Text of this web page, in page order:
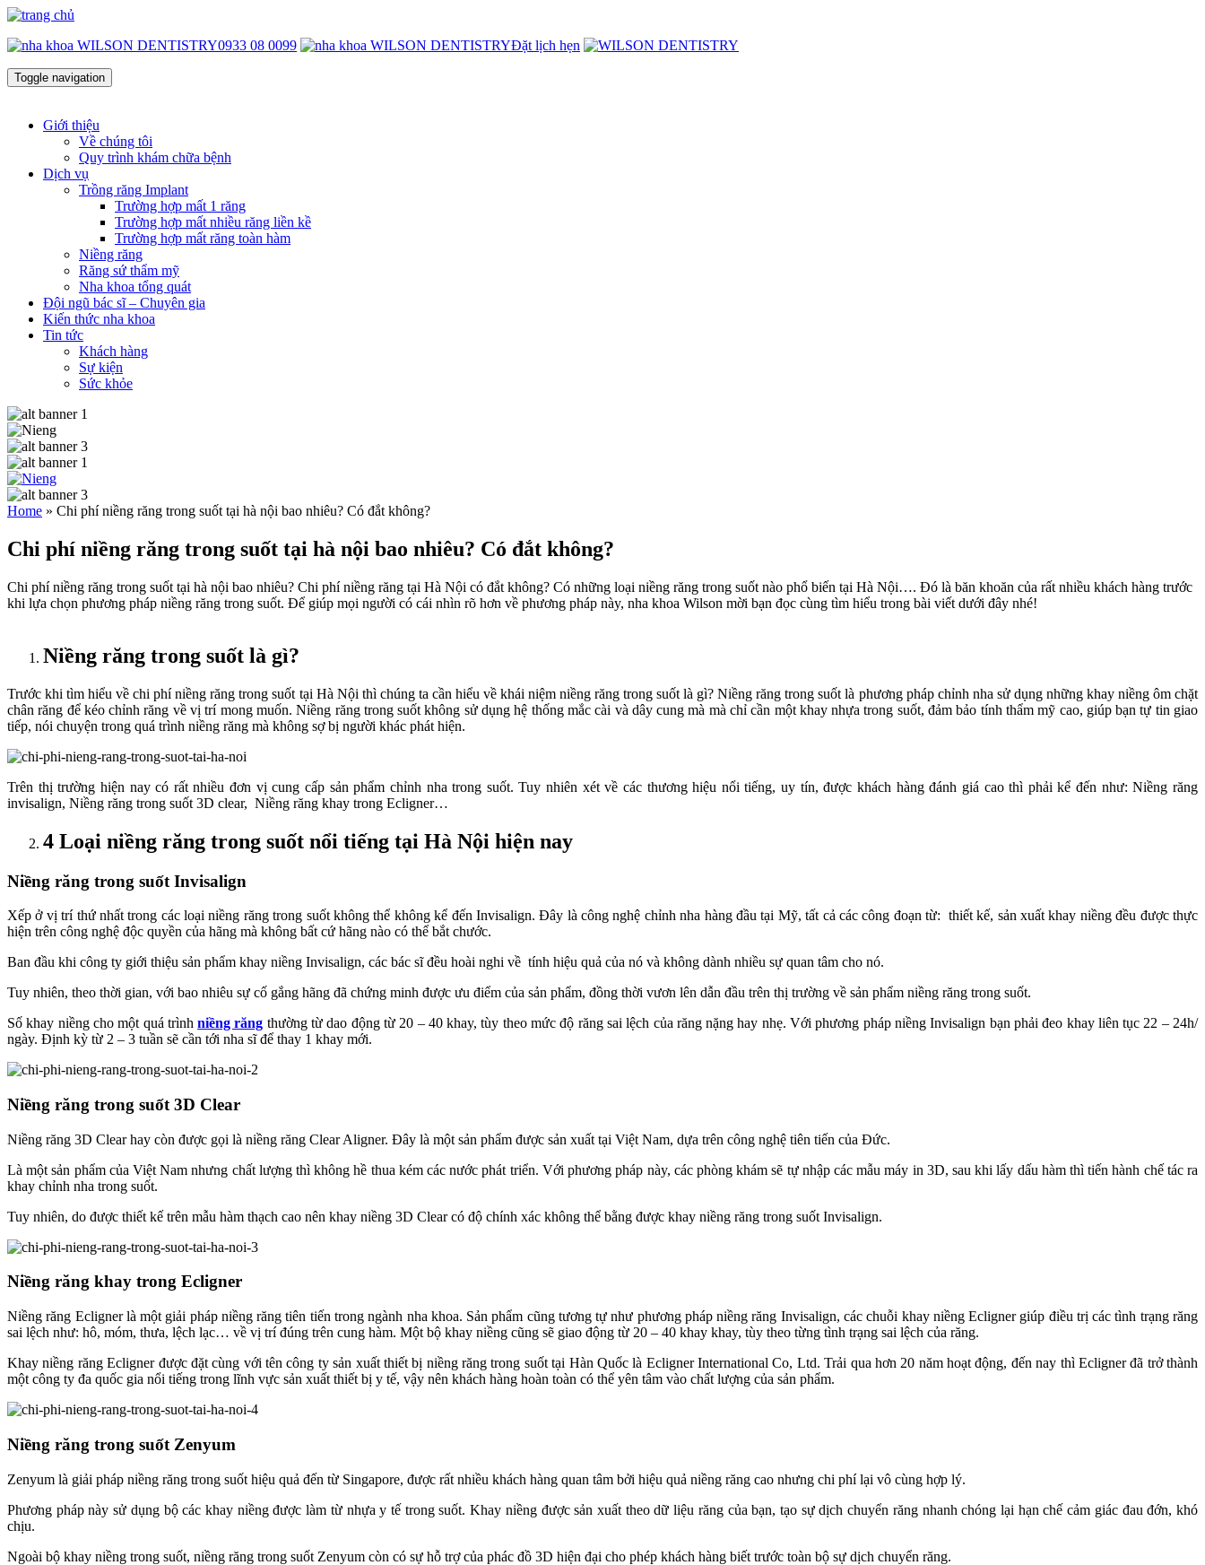
0933 08 0099 Đặt lịch hẹn
Toggle navigation
Giới thiệu
Về chúng tôi
Quy trình khám chữa bệnh
Dịch vụ
Trồng răng Implant
Trường hợp mất 1 răng
Trường hợp mất nhiều răng liền kề
Trường hợp mất răng toàn hàm
Niềng răng
Răng sứ thẩm mỹ
Nha khoa tổng quát
Đội ngũ bác sĩ – Chuyên gia
Kiến thức nha khoa
Tin tức
Khách hàng
Sự kiện
Sức khỏe
Home » Chi phí niềng răng trong suốt tại hà nội bao nhiêu? Có đắt không?
Chi phí niềng răng trong suốt tại hà nội bao nhiêu? Có đắt không?
Chi phí niềng răng trong suốt tại hà nội bao nhiêu? Chi phí niềng răng tại Hà Nội có đắt không? Có những loại niềng răng trong suốt nào phổ biến tại Hà Nội…. Đó là băn khoăn của rất nhiều khách hàng trước
khi lựa chọn phương pháp niềng răng trong suốt. Để giúp mọi người có cái nhìn rõ hơn về phương pháp này, nha khoa Wilson mời bạn đọc cùng tìm hiểu trong bài viết dưới đây nhé!
Niềng răng trong suốt là gì?
Trước khi tìm hiểu về chi phí niềng răng trong suốt tại Hà Nội thì chúng ta cần hiểu về khái niệm niềng răng trong suốt là gì? Niềng răng trong suốt là phương pháp chỉnh nha sử dụng những khay niềng ôm chặt
chân răng để kéo chỉnh răng về vị trí mong muốn. Niềng răng trong suốt không sử dụng hệ thống mắc cài và dây cung mà mà chỉ cần một khay nhựa trong suốt, đảm bảo tính thẩm mỹ cao, giúp bạn tự tin giao
tiếp, nói chuyện trong quá trình niềng răng mà không sợ bị người khác phát hiện.
Trên thị trường hiện nay có rất nhiều đơn vị cung cấp sản phẩm chỉnh nha trong suốt. Tuy nhiên xét về các thương hiệu nổi tiếng, uy tín, được khách hàng đánh giá cao thì phải kể đến như: Niềng răng
invisalign, Niềng răng trong suốt 3D clear, Niềng răng khay trong Ecligner…
4 Loại niềng răng trong suốt nổi tiếng tại Hà Nội hiện nay
Niềng răng trong suốt Invisalign
Xếp ở vị trí thứ nhất trong các loại niềng răng trong suốt không thể không kể đến Invisalign. Đây là công nghệ chỉnh nha hàng đầu tại Mỹ, tất cả các công đoạn từ: thiết kế, sản xuất khay niềng đều được thực
hiện trên công nghệ độc quyền của hãng mà không bất cứ hãng nào có thể bắt chước.
Ban đầu khi công ty giới thiệu sản phẩm khay niềng Invisalign, các bác sĩ đều hoài nghi về tính hiệu quả của nó và không dành nhiều sự quan tâm cho nó.
Tuy nhiên, theo thời gian, với bao nhiêu sự cố gắng hãng đã chứng minh được ưu điểm của sản phẩm, đồng thời vươn lên dẫn đầu trên thị trường về sản phẩm niềng răng trong suốt.
Số khay niềng cho một quá trìnhniềng răng thường từ dao động từ 20 – 40 khay, tùy theo mức độ răng sai lệch của răng nặng hay nhẹ. Với phương pháp niềng Invisalign bạn phải đeo khay liên tục 22 – 24h/
ngày. Định kỳ từ 2 – 3 tuần sẽ cần tới nha sĩ để thay 1 khay mới.
Niềng răng trong suốt 3D Clear
Niềng răng 3D Clear hay còn được gọi là niềng răng Clear Aligner. Đây là một sản phẩm được sản xuất tại Việt Nam, dựa trên công nghệ tiên tiến của Đức.
Là một sản phẩm của Việt Nam nhưng chất lượng thì không hề thua kém các nước phát triển. Với phương pháp này, các phòng khám sẽ tự nhập các mẫu máy in 3D, sau khi lấy dấu hàm thì tiến hành chế tác ra
khay chỉnh nha trong suốt.
Tuy nhiên, do được thiết kế trên mẫu hàm thạch cao nên khay niềng 3D Clear có độ chính xác không thể bằng được khay niềng răng trong suốt Invisalign.
Niềng răng khay trong Ecligner
Niềng răng Ecligner là một giải pháp niềng răng tiên tiến trong ngành nha khoa. Sản phẩm cũng tương tự như phương pháp niềng răng Invisalign, các chuỗi khay niềng Ecligner giúp điều trị các tình trạng răng
sai lệch như: hô, móm, thưa, lệch lạc… về vị trí đúng trên cung hàm. Một bộ khay niềng cũng sẽ giao động từ 20 – 40 khay khay, tùy theo từng tình trạng sai lệch của răng.
Khay niềng răng Ecligner được đặt cùng với tên công ty sản xuất thiết bị niềng răng trong suốt tại Hàn Quốc là Ecligner International Co, Ltd. Trải qua hơn 20 năm hoạt động, đến nay thì Ecligner đã trở thành
một công ty đa quốc gia nổi tiếng trong lĩnh vực sản xuất thiết bị y tế, vậy nên khách hàng hoàn toàn có thể yên tâm vào chất lượng của sản phẩm.
Niềng răng trong suốt Zenyum
Zenyum là giải pháp niềng răng trong suốt hiệu quả đến từ Singapore, được rất nhiều khách hàng quan tâm bởi hiệu quả niềng răng cao nhưng chi phí lại vô cùng hợp lý.
Phương pháp này sử dụng bộ các khay niềng được làm từ nhựa y tế trong suốt. Khay niềng được sản xuất theo dữ liệu răng của bạn, tạo sự dịch chuyển răng nhanh chóng lại hạn chế cảm giác đau đớn, khó
chịu.
Ngoài bộ khay niềng trong suốt, niềng răng trong suốt Zenyum còn có sự hỗ trợ của phác đồ 3D hiện đại cho phép khách hàng biết trước toàn bộ sự dịch chuyển răng.